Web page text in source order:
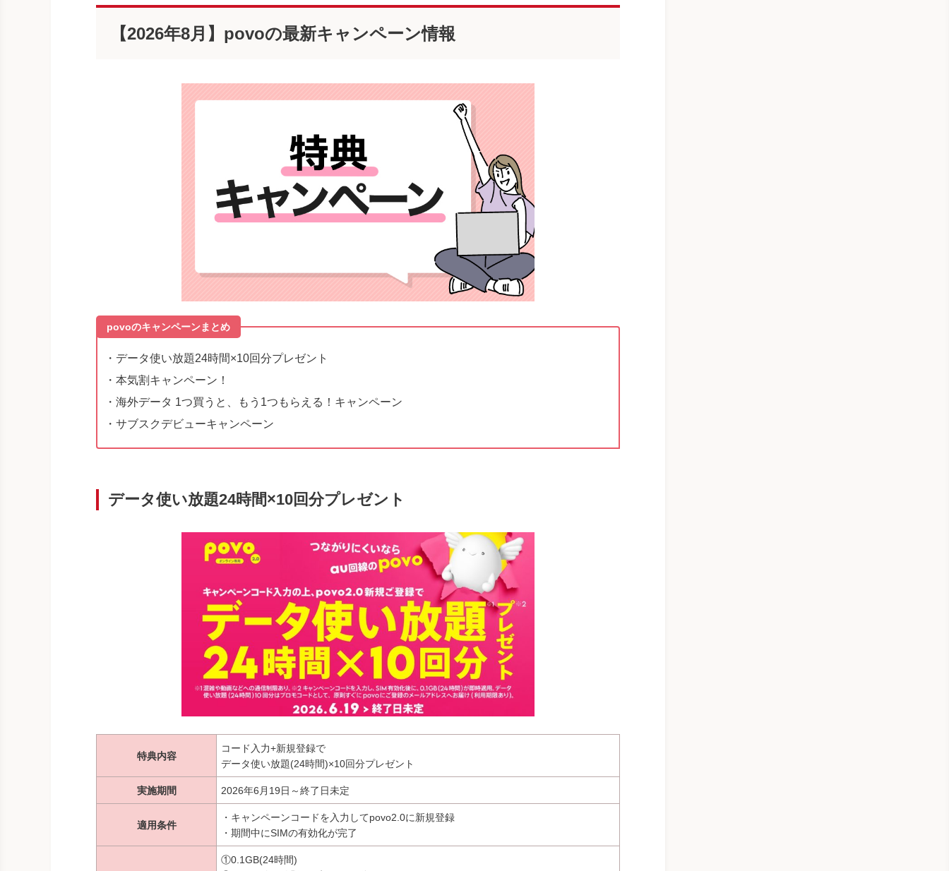
【2026年8月】povoの最新キャンペーン情報
povoのキャンペーンまとめ
・データ使い放題24時間×10回分プレゼント
・本気割キャンペーン！
・海外データ 1つ買うと、もう1つもらえる！キャンペーン
・サブスクデビューキャンペーン
データ使い放題24時間×10回分プレゼント
特典内容
コード入力+新規登録で
データ使い放題(24時間)×10回分プレゼント
実施期間 2026年6月19日～終了日未定
適用条件
・キャンペーンコードを入力してpovo2.0に新規登録
・期間中にSIMの有効化が完了
①0.1GB(24時間)